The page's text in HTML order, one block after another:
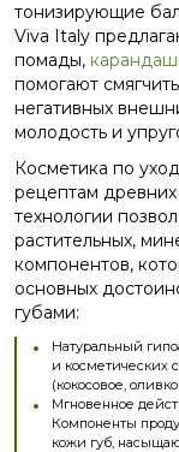
тонизирующие
Viva Italy
помады,
помогают
негативных
молодость и
Косметика по
рецептам
технологии
растительных,
компонентов,
основных
губами:
Натуральный
и косметических
(кокосовое,
Мгновенное
Компоненты
кожи губ,